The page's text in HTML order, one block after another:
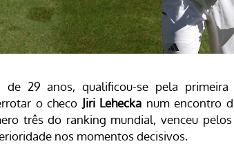
de 29 anos, qualificou-se pela
o checoJiri Lehecka num encontro
três do ranking mundial, venceu
nos momentos decisivos.